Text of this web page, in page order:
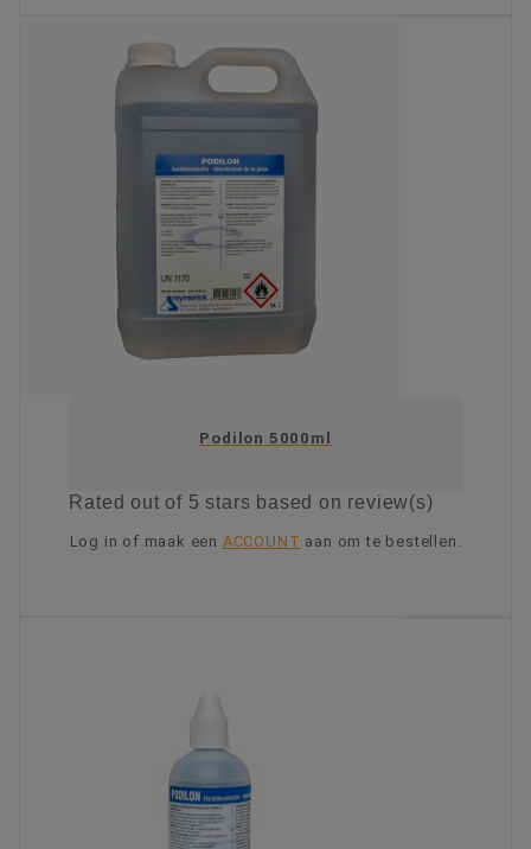
Podilon 5000ml
Ratedout of 5 stars based on review(s)
Log in of maak een ACCOUNT aan om te bestellen.